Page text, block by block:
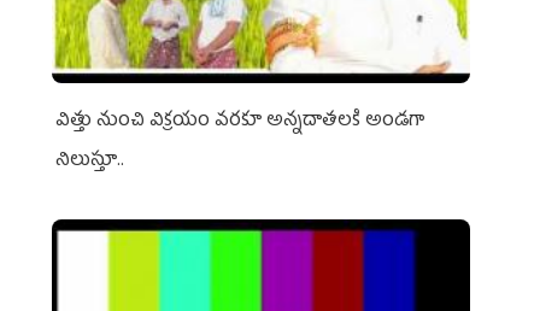
విత్తు నుంచి విక్రయం వరకూ అన్నదాతలకి అండగా
నిలుస్తూ..